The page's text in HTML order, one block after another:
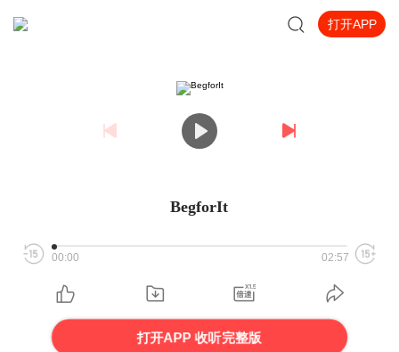
打开APP
BegforIt
00:00 02:57
打开APP 收听完整版